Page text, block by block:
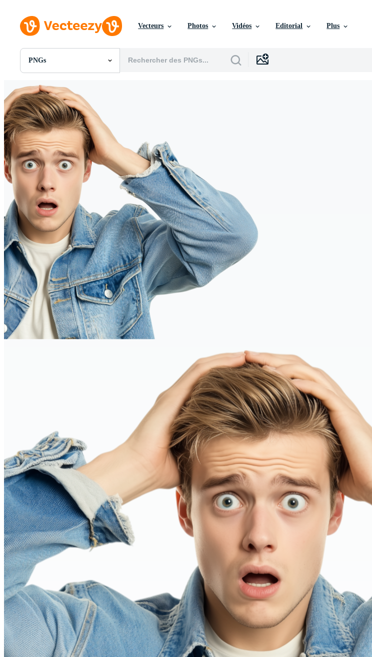
Vecteurs Photos Vidéos Editorial Plus
PNGs
Toutes Images
Photos
PNGs
PSDs
SVGs
Modèles
Vecteurs
Vidéos
Motion graphics
Images Éditoriales
Événements Éditoriaux